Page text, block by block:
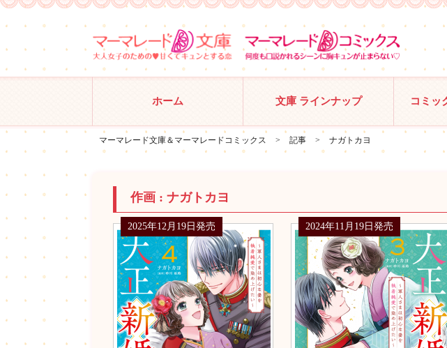
ホーム 文庫 ラインナップ コミッ
マーマレード文庫＆マーマレードコミックス > 記事 > ナガトカヨ
作画 : ナガトカヨ
2025年12月19日発売 2024年11月19日発売